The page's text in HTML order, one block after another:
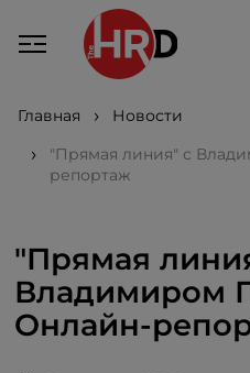
Главная
Новости
"Прямая линия" с
репортаж
"Прямая
Владимиром
Онлайн-